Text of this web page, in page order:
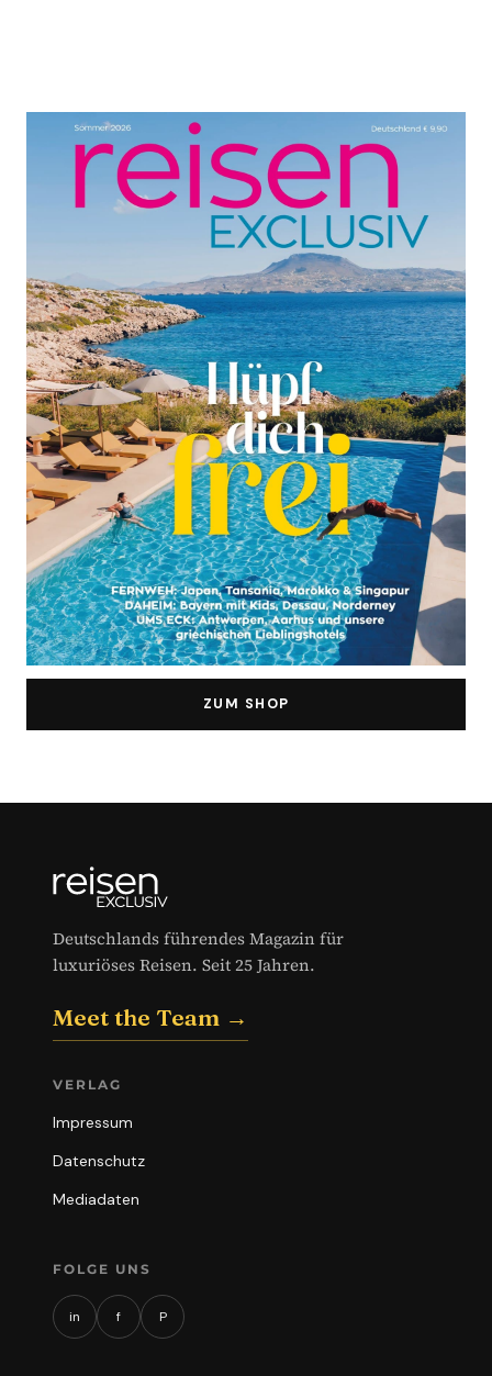
ZUM SHOP
Deutschlands führendes Magazin für
luxuriöses Reisen. Seit 25 Jahren.
Meet the Team →
VERLAG
Impressum
Datenschutz
Mediadaten
FOLGE UNS
in f P